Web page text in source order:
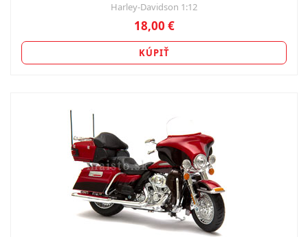
Harley-Davidson 1:12
18,00 €
KÚPIŤ